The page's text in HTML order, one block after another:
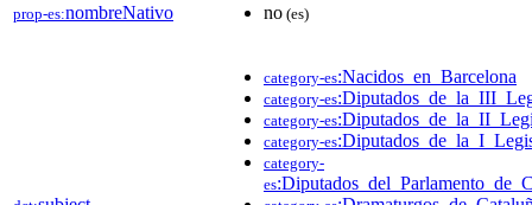
prop-es:nombreNativo no (es)
category-es:Nacidos_en_Barcelona
category-es
category-es
category-es
category-
es